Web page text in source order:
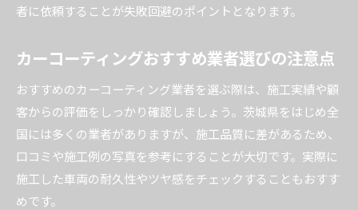
者に依頼することが失敗回避のポイントとなります。
カーコーティングおすすめ業者選びの注意点
おすすめのカーコーティング業者を選ぶ際は、施工実績や顧
客からの評価をしっかり確認しましょう。茨城県をはじめ全
国には多くの業者がありますが、施工品質に差があるため、
口コミや施工例の写真を参考にすることが大切です。実際に
施工した車両の耐久性やツヤ感をチェックすることもおすす
めです。